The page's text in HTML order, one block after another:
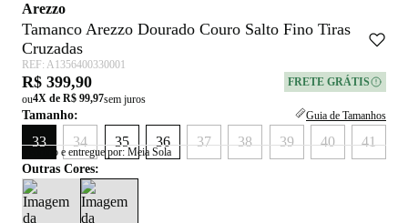
Arezzo
Tamanco Arezzo Dourado Couro Salto Fino Tiras
Cruzadas
REF: A1356400330001
R$ 399,90
FRETE GRÁTIS
ou4X de R$ 99,97sem juros
Tamanho: Guia de Tamanhos
33 34 35 36 37 38 39 40 41
Vendido e entregue por: Meia Sola
Outras Cores: